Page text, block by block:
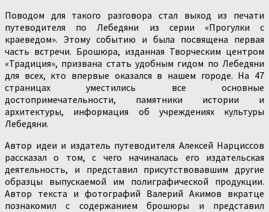
Поводом для такого разговора стал выход из печати
путеводителя по Лебедяни из серии «Прогулки с
краеведом». Этому событию и была посвящена первая
часть встречи. Брошюра, изданная Творческим центром
«Традиция», призвана стать удобным гидом по Лебедяни
для всех, кто впервые оказался в нашем городе. На 47
страницах уместились все основные
достопримечательности, памятники истории и
архитектуры, информация об учреждениях культуры
Лебедяни.
Автор идеи и издатель путеводителя Алексей Нарциссов
рассказал о том, с чего начиналась его издательская
деятельность, и представил присутствовавшим другие
образцы выпускаемой им полиграфической продукции.
Автор текста и фотографий Валерий Акимов вкратце
познакомил с содержанием брошюры и представил